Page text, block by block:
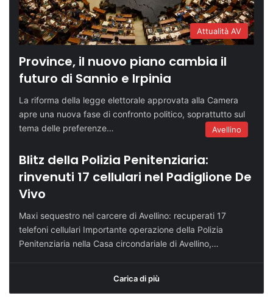
Attualità AV
Province, il nuovo piano cambia il
futuro di Sannio e Irpinia
La riforma della legge elettorale approvata alla Camera
apre una nuova fase di confronto politico, soprattutto sul
tema delle preferenze…
Avellino
Blitz della Polizia Penitenziaria:
rinvenuti 17 cellulari nel Padiglione De
Vivo
Maxi sequestro nel carcere di Avellino: recuperati 17
telefoni cellulari Importante operazione della Polizia
Penitenziaria nella Casa circondariale di Avellino,…
Carica di più